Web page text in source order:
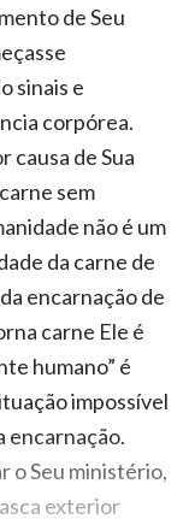
de Seu
sinais e
corpórea.
causa de Sua
sem
não é um
da carne de
encarnação de
carne Ele é
humano” é
impossível
encarnação.
o Seu ministério,
exterior